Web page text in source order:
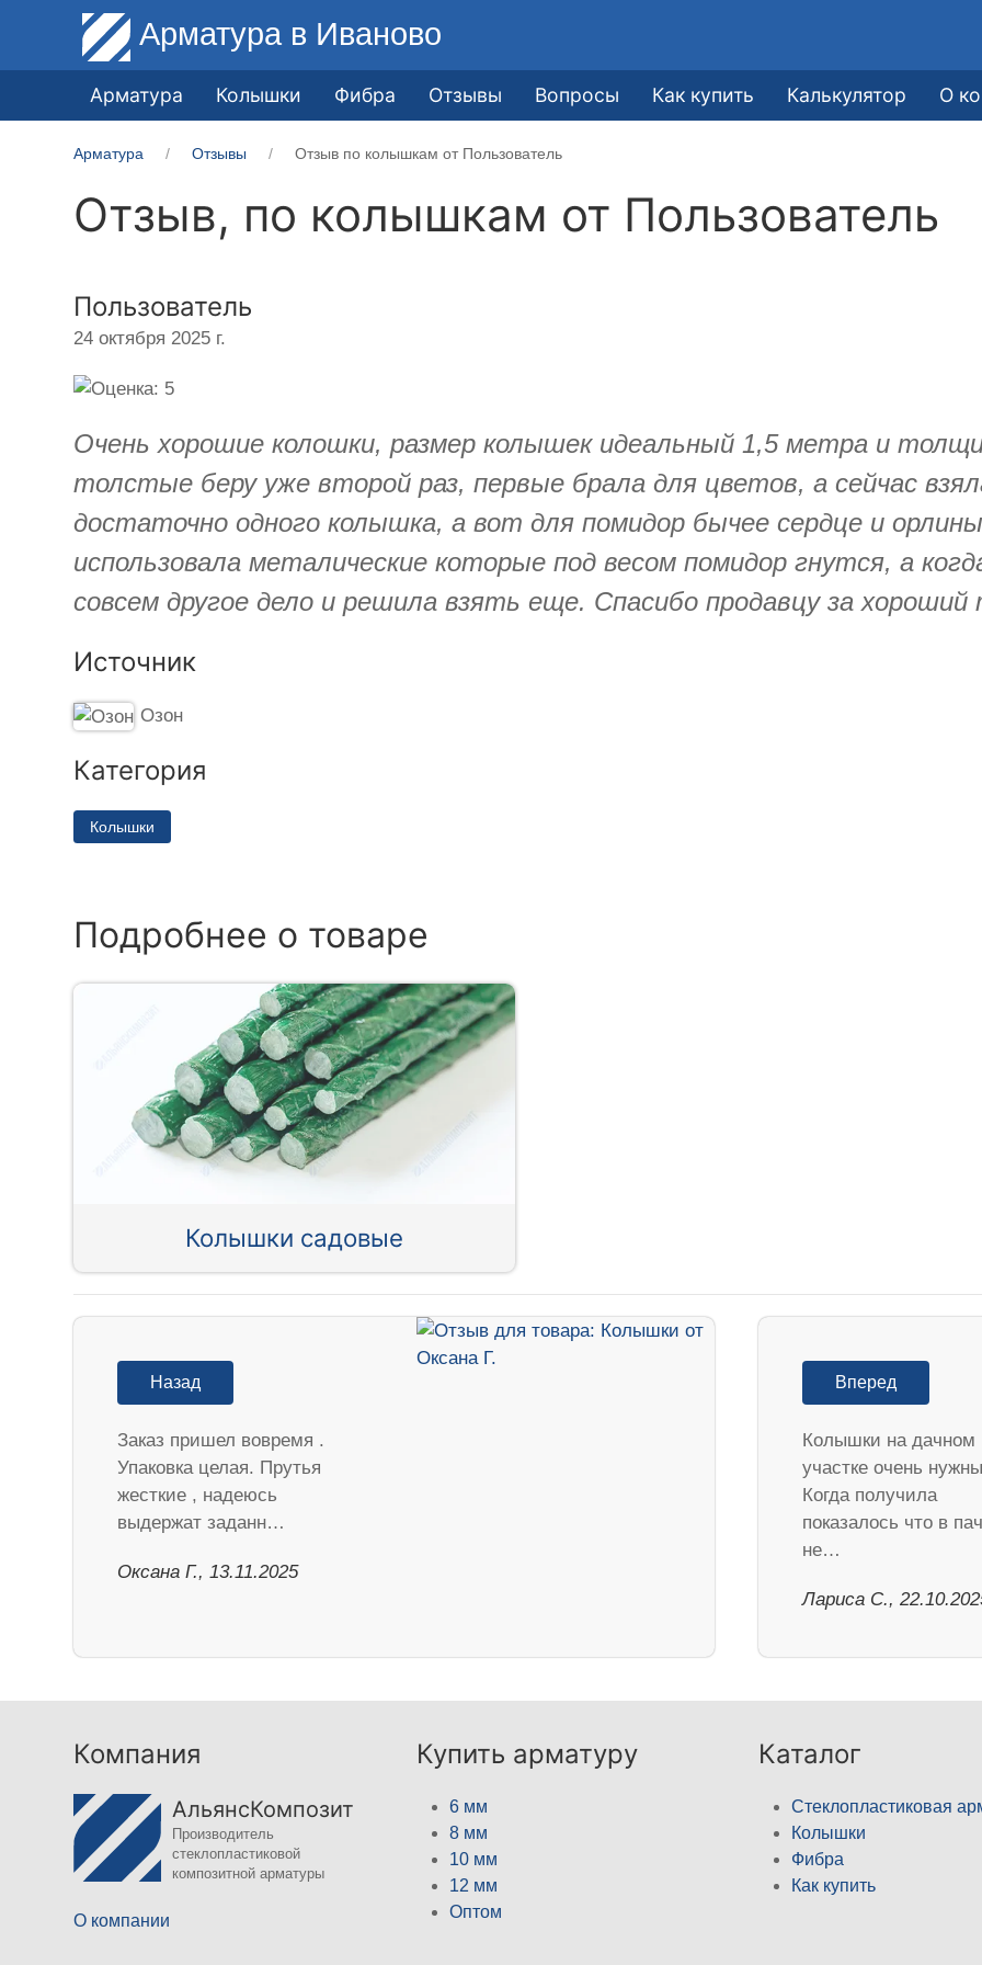
Арматура в Иваново
Арматура Колышки Фибра Отзывы Вопросы Как купить Калькулятор О
Арматура Отзывы Отзыв по колышкам от Пользователь
Отзыв, по колышкам от Пользователь
Пользователь
24 октября 2025 г.
Очень хорошие колошки, размер колышек идеальный 1,5 метра и
толстые беру уже второй раз, первые брала для цветов, а сейчас
достаточно одного колышка, а вот для помидор бычее сердце и
использовала металические которые под весом помидор гнутся, а
совсем другое дело и решила взять еще. Спасибо продавцу за хороший
Источник
Озон
Категория
Колышки
Подробнее о товаре
Колышки садовые
Назад
Заказ пришел вовремя .
Упаковка целая. Прутья
жесткие , надеюсь
выдержат заданн…
Оксана Г., 13.11.2025
Вперед
Колышки на дачном
участке очень
Когда получила
показалось что в
не…
Лариса С.,
Компания
АльянсКомпозит
Производитель
стеклопластиковой
композитной арматуры
О компании
Купить арматуру
6 мм
8 мм
10 мм
12 мм
Оптом
Каталог
Стеклопластиковая
Колышки
Фибра
Как купить